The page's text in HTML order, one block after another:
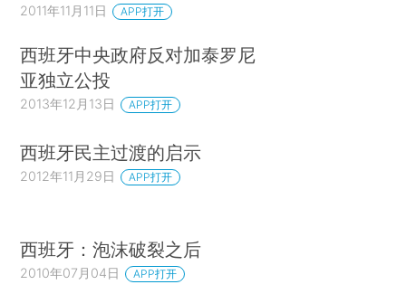
2011年11月11日 APP打开
西班牙中央政府反对加泰罗尼
亚独立公投
2013年12月13日 APP打开
西班牙民主过渡的启示
2012年11月29日 APP打开
西班牙：泡沫破裂之后
2010年07月04日 APP打开